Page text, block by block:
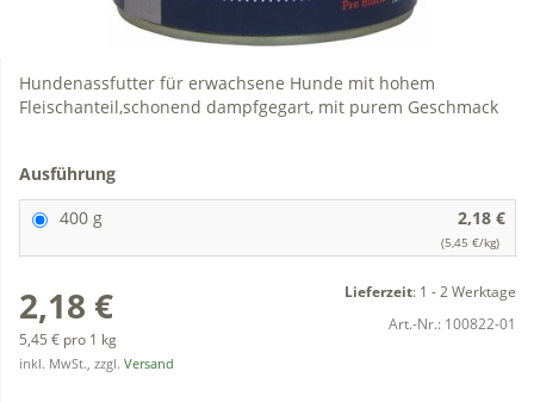
Hundenassfutter für erwachsene Hunde mit hohem
Fleischanteil,schonend dampfgegart, mit purem Geschmack
Ausführung
400 g
2,18 €
(5,45 €/kg)
2,18 €
5,45 € pro 1 kg
inkl. MwSt., zzgl. Versand
Lieferzeit: 1 - 2 Werktage
Art.-Nr.: 100822-01